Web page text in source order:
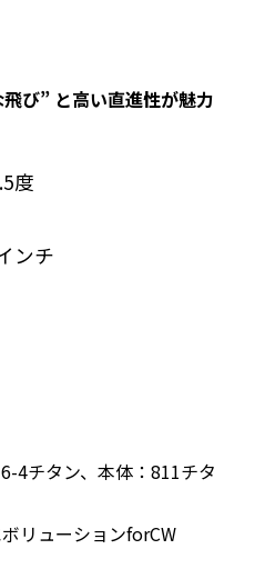
び” と高い直進性が魅力
度
ンチ
4チタン、本体：811チタ
リューションforCW